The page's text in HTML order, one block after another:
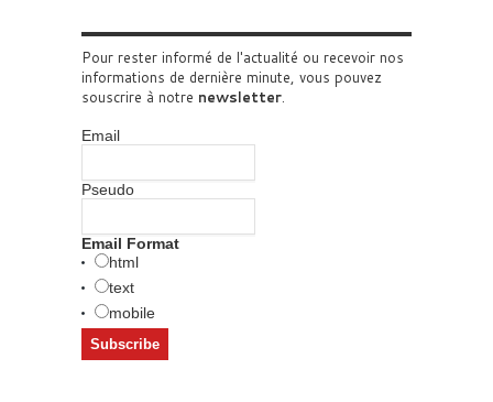
Pour rester informé de l'actualité ou recevoir nos
informations de dernière minute, vous pouvez
souscrire à notre newsletter.
Email
Pseudo
Email Format
html
text
mobile